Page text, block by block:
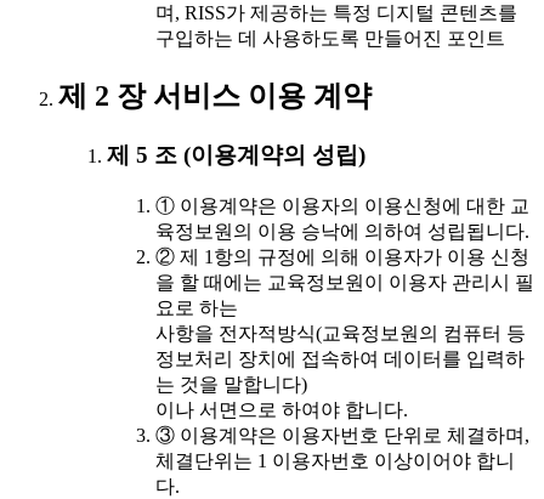
며, RISS가 제공하는 특정 디지털 콘텐츠를
구입하는 데 사용하도록 만들어진 포인트
제 2 장 서비스 이용 계약
제 5 조 (이용계약의 성립)
① 이용계약은 이용자의 이용신청에 대한 교
육정보원의 이용 승낙에 의하여 성립됩니다.
② 제 1항의 규정에 의해 이용자가 이용 신청
을 할 때에는 교육정보원이 이용자 관리시 필
요로 하는
사항을 전자적방식(교육정보원의 컴퓨터 등
정보처리 장치에 접속하여 데이터를 입력하
는 것을 말합니다)
이나 서면으로 하여야 합니다.
③ 이용계약은 이용자번호 단위로 체결하며,
체결단위는 1 이용자번호 이상이어야 합니
다.